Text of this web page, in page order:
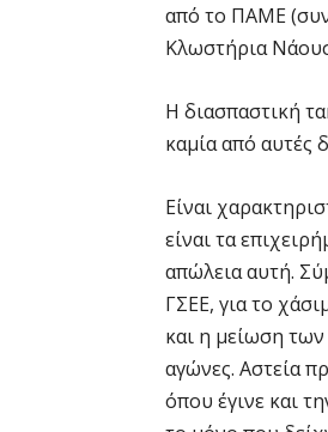
από το ΠΑΜΕ
Κλωστήρια
Η διασπαστική
καμία από αυτές
Είναι
είναι τα
απώλεια αυτή.
ΓΣΕΕ, για το
και η μείωση
αγώνες. Αστεία
όπου έγινε και